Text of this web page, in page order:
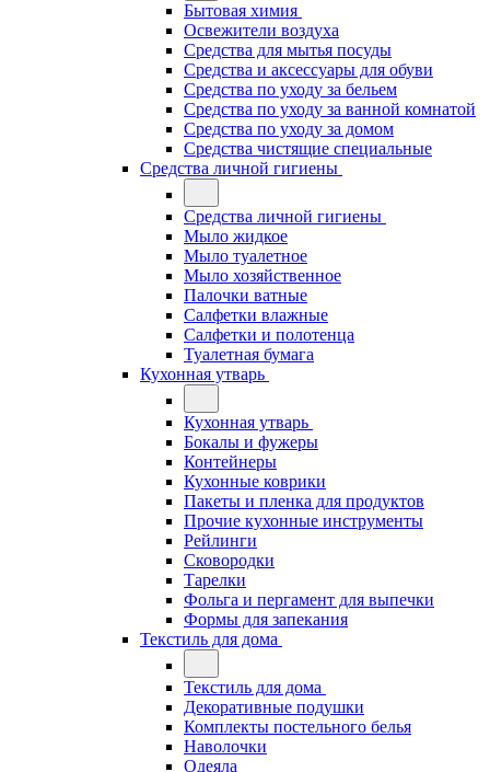
Бытовая химия
Освежители воздуха
Средства для мытья посуды
Средства и аксессуары для обуви
Средства по уходу за бельем
Средства по уходу за ванной комнатой
Средства по уходу за домом
Средства чистящие специальные
Средства личной гигиены
Средства личной гигиены
Мыло жидкое
Мыло туалетное
Мыло хозяйственное
Палочки ватные
Салфетки влажные
Салфетки и полотенца
Туалетная бумага
Кухонная утварь
Кухонная утварь
Бокалы и фужеры
Контейнеры
Кухонные коврики
Пакеты и пленка для продуктов
Прочие кухонные инструменты
Рейлинги
Сковородки
Тарелки
Фольга и пергамент для выпечки
Формы для запекания
Текстиль для дома
Текстиль для дома
Декоративные подушки
Комплекты постельного белья
Наволочки
Одеяла